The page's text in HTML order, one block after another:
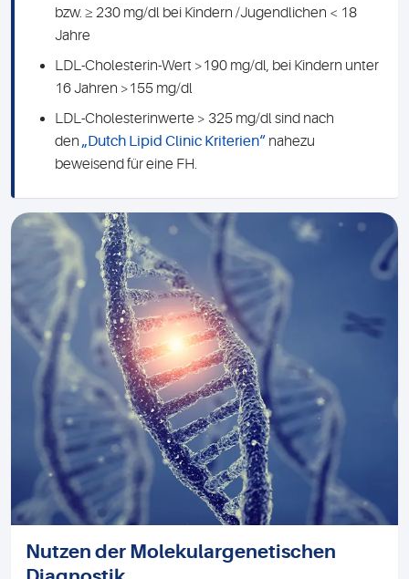
bzw. ≥ 230 mg/dl bei Kindern /Jugendlichen < 18
Jahre
LDL-Cholesterin-Wert >190 mg/dl, bei Kindern unter
16 Jahren >155 mg/dl
LDL-Cholesterinwerte > 325 mg/dl sind nach
den „Dutch Lipid Clinic Kriterien“ nahezu
beweisend für eine FH.
Nutzen der Molekulargenetischen